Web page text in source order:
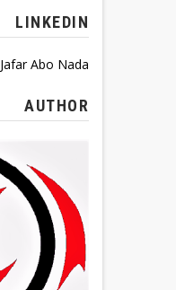
LINKEDIN
Jafar Abo Nada
AUTHOR